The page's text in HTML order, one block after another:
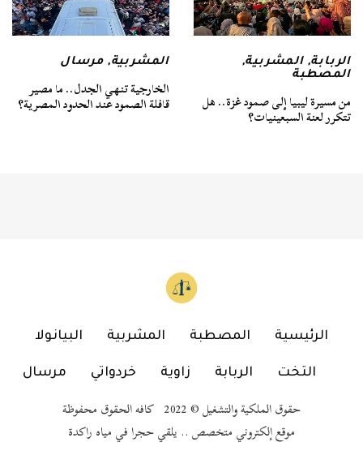
الربابة,المشربية,
المصطبة
من مسيرة ليبيا إلى صمود غزة.. هل
تتكرر لعنة السبعينيات؟
المشربية,مرسال
الخارجية تنهي الجدل.. ما مصير
قافلة الصمود عند الحدود المصرية؟
الرئيسية المصطبة المشربية البيانولا
التخت الربابة زاوية خردواتي مرسال
حقوق الملكية والتشغيل © 2022 كافه الحقوق محفوظة
موقع إلكتروني متخصص .. يلقي حجرا في مياه راكدة